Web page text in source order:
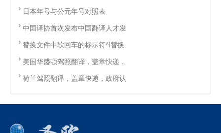
日本年号与公元年号对照表
中国译协首次发布中国翻译人才发
替换文件中软回车的标示符^l替换
美国华盛顿驾照翻译，盖章快递，
荷兰驾照翻译，盖章快递，政府认